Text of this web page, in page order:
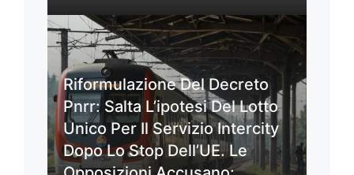
Riformulazione Del Decreto
Pnrr: Salta L’ipotesi Del Lotto
Unico Per Il Servizio Intercity
Dopo Lo Stop Dell’UE. Le